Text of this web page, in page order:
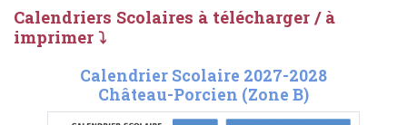
Calendriers Scolaires à télécharger / à
imprimer ⤵
Calendrier Scolaire 2027-2028
Château-Porcien (Zone B)